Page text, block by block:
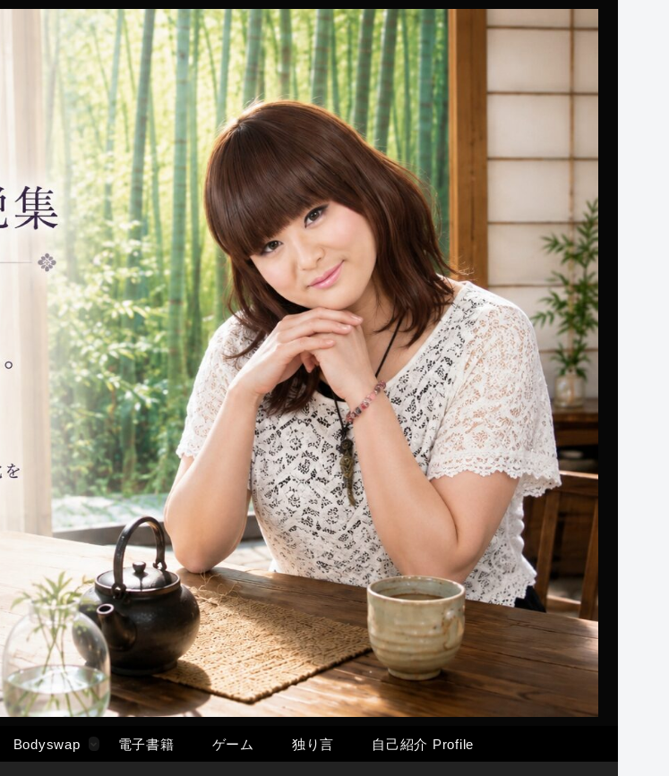
Bodyswap 電子書籍 ゲーム 独り言 自己紹介 Profile